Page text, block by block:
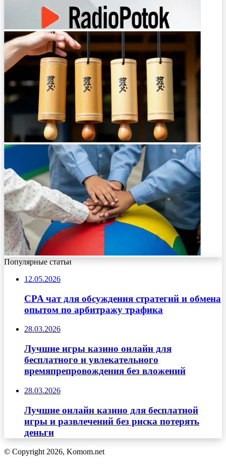
Популярные статьи
12.05.2026
CPA чат для обсуждения стратегий и обмена
опытом по арбитражу трафика
28.03.2026
Лучшие игры казино онлайн для
бесплатного и увлекательного
времяпрепровождения без вложений
28.03.2026
Лучшие онлайн казино для бесплатной
игры и развлечений без риска потерять
деньги
© Copyright 2026, Komom.net